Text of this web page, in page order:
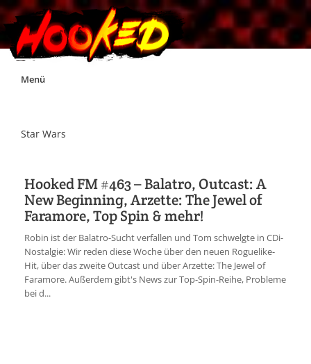
Skip
Menü
Impressum
Jobs
Discord
Star Wars
Hooked FM #463 – Balatro, Outcast: A
New Beginning, Arzette: The Jewel of
Faramore, Top Spin & mehr!
Robin ist der Balatro-Sucht verfallen und Tom schwelgte in CDi-
Nostalgie: Wir reden diese Woche über den neuen Roguelike-
Hit, über das zweite Outcast und über Arzette: The Jewel of
Faramore. Außerdem gibt's News zur Top-Spin-Reihe, Probleme
bei d...